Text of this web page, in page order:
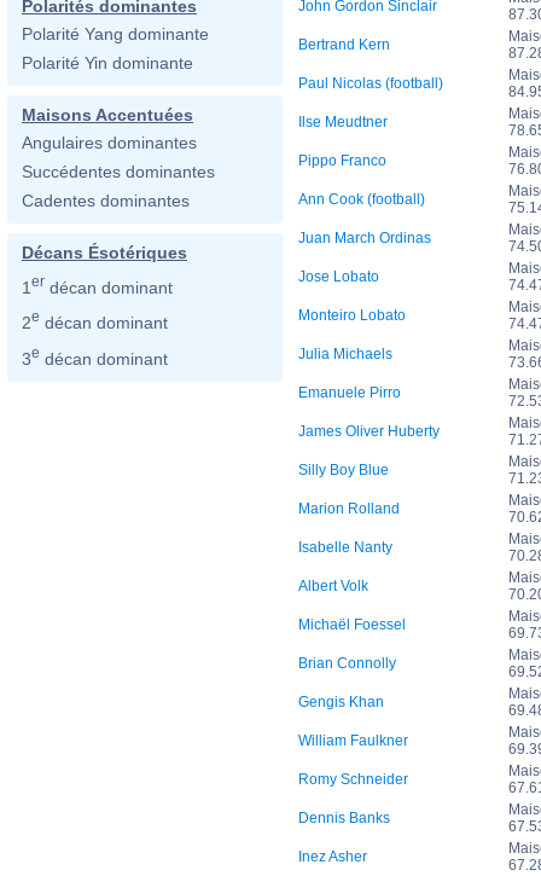
Polarités dominantes
Polarité Yang dominante
Polarité Yin dominante
Maisons Accentuées
Angulaires dominantes
Succédentes dominantes
Cadentes dominantes
Décans Ésotériques
1 er décan dominant
2e décan dominant
3e décan dominant
John Gordon Sinclair
Bertrand Kern
Paul Nicolas (football)
Ilse Meudtner
Pippo Franco
Ann Cook (football)
Juan March Ordinas
Jose Lobato
Monteiro Lobato
Julia Michaels
Emanuele Pirro
James Oliver Huberty
Silly Boy Blue
Marion Rolland
Isabelle Nanty
Albert Volk
Michaël Foessel
Brian Connolly
Gengis Khan
William Faulkner
Romy Schneider
Dennis Banks
Inez Asher